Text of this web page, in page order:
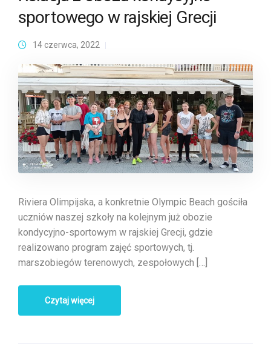
sportowego w rajskiej Grecji
14 czerwca, 2022
Riviera Olimpijska, a konkretnie Olympic Beach gościła
uczniów naszej szkoły na kolejnym już obozie
kondycyjno-sportowym w rajskiej Grecji, gdzie
realizowano program zajęć sportowych, tj.
marszobiegów terenowych, zespołowych […]
Czytaj więcej